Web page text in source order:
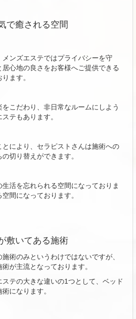
で癒される空間
ンズエステではプライバシーを守
居心地の良さをお客様へご提供できる
ます。
こだわり、非日常なルームにしよう
テもあります。
により、セラピストさんは施術への
切り替えができます。
活を忘れられる空間になっておりま
間になっております。
敷いてある施術
術のみというわけではないですが、
が主流となっております。
テの大きな違いの1つとして、ベッド
になります。